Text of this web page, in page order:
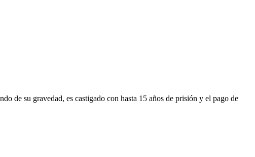
de su gravedad, es castigado con hasta 15 años de prisión y el pago de